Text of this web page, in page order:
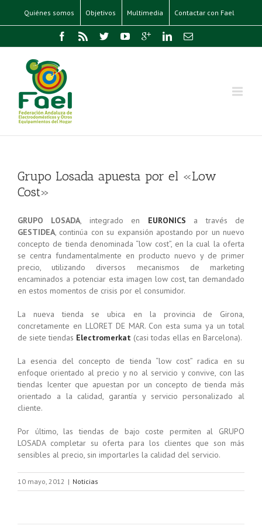
Quiénes somos Objetivos Multimedia Contactar con Fael
Grupo Losada apuesta por el «Low
Cost»
GRUPO LOSADA, integrado en EURONICS a través de
GESTIDEA, continúa con su expansión apostando por un nuevo
concepto de tienda denominada “low cost”, en la cual la oferta
se centra fundamentalmente en producto nuevo y de primer
precio, utilizando diversos mecanismos de marketing
encaminados a potenciar esta imagen low cost, tan demandado
en estos momentos de crisis por el consumidor.
La nueva tienda se ubica en la provincia de Girona,
concretamente en LLORET DE MAR. Con esta suma ya un total
de siete tiendas Electromerkat (casi todas ellas en Barcelona).
La esencia del concepto de tienda “low cost” radica en su
enfoque orientado al precio y no al servicio y convive, con las
tiendas Icenter que apuestan por un concepto de tienda más
orientado a la calidad, garantía y servicio personalizado al
cliente.
Por último, las tiendas de bajo coste permiten al GRUPO
LOSADA completar su oferta para los clientes que son más
sensibles al precio, sin importarles la calidad del servicio.
10 mayo, 2012 | Noticias